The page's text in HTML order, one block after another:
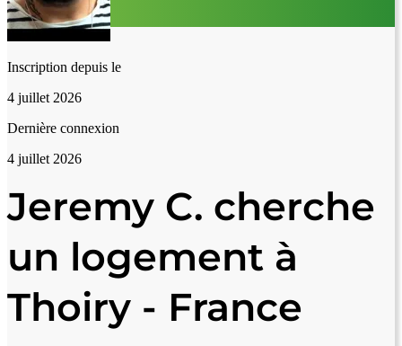
Inscription depuis le
4 juillet 2026
Dernière connexion
4 juillet 2026
Jeremy C. cherche
un logement à
Thoiry - France